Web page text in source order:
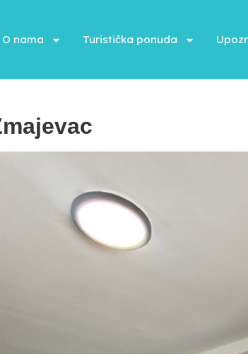
O nama Turistička ponuda